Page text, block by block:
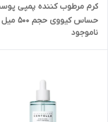
کرم مرطوب کننده پمپی
حساس کیووی حجم 500 میل
ناموجود